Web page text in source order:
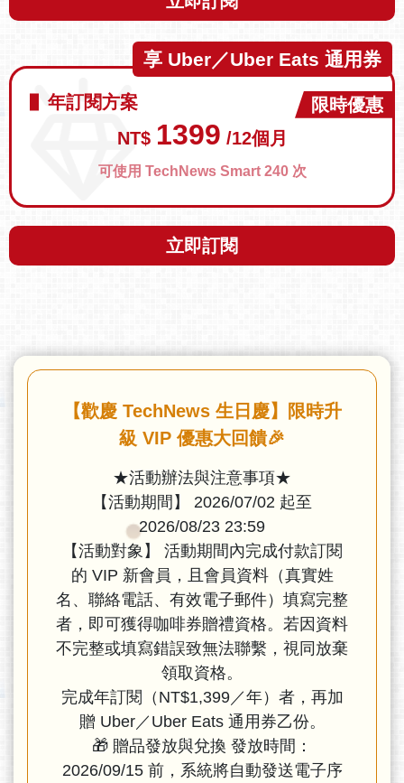
限時優惠
年訂閱方案
NT$ 1399 /12個月
可使用 TechNews Smart 240 次
享 Uber／Uber Eats 通用券
立即訂閱
【歡慶 TechNews 生日慶】限時升
級 VIP 優惠大回饋🎉
★活動辦法與注意事項★
【活動期間】 2026/07/02 起至
2026/08/23 23:59
【活動對象】 活動期間內完成付款訂閱
的 VIP 新會員，且會員資料（真實姓
名、聯絡電話、有效電子郵件）填寫完整
者，即可獲得咖啡券贈禮資格。若因資料
不完整或填寫錯誤致無法聯繫，視同放棄
領取資格。
完成年訂閱（NT$1,399／年）者，再加
贈 Uber／Uber Eats 通用券乙份。
🎁 贈品發放與兌換 發放時間：
2026/09/15 前，系統將自動發送電子序